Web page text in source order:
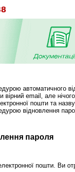
автоматичного
вірний email, але
пошти та
відновлення
пароля
пошти. Ви